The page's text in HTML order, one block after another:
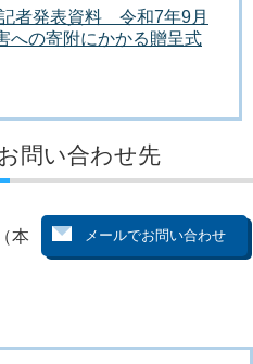
者発表資料 令和7年9月
への寄附にかかる贈呈式
問い合わせ先
本